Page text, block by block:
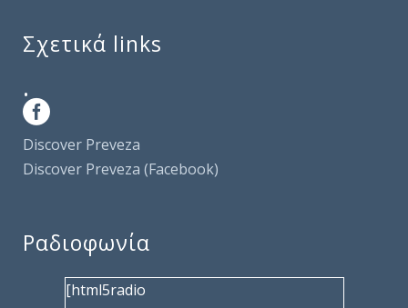
Σχετικά links
.
Discover Preveza
Discover Preveza (Facebook)
Ραδιοφωνία
[html5radio